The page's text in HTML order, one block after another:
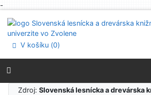
-
Prejsť na menu
Prehlásenie o webovej prístupnosti
V košíku (0)
Zdroj:Slovenská lesnícka a drevárska